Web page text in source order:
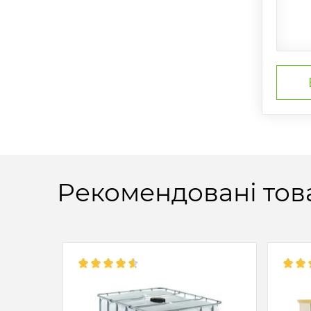
Рекомендовані